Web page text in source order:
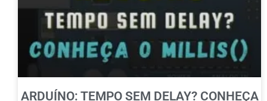
ARDUÍNO: TEMPO SEM DELAY? CONHEÇA